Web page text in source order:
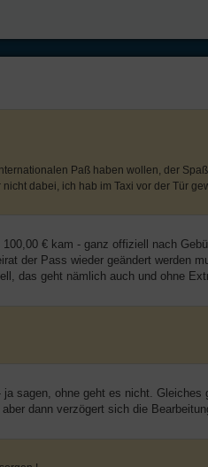
Paß haben wollen, der
dabei, ich hab im Taxi vor der Tür
€ kam - ganz offiziell nach
der Pass wieder geändert werden
das geht nämlich auch und ohne
ja sagen, ohne geht es nicht. Gleiches
dann verzögert sich die